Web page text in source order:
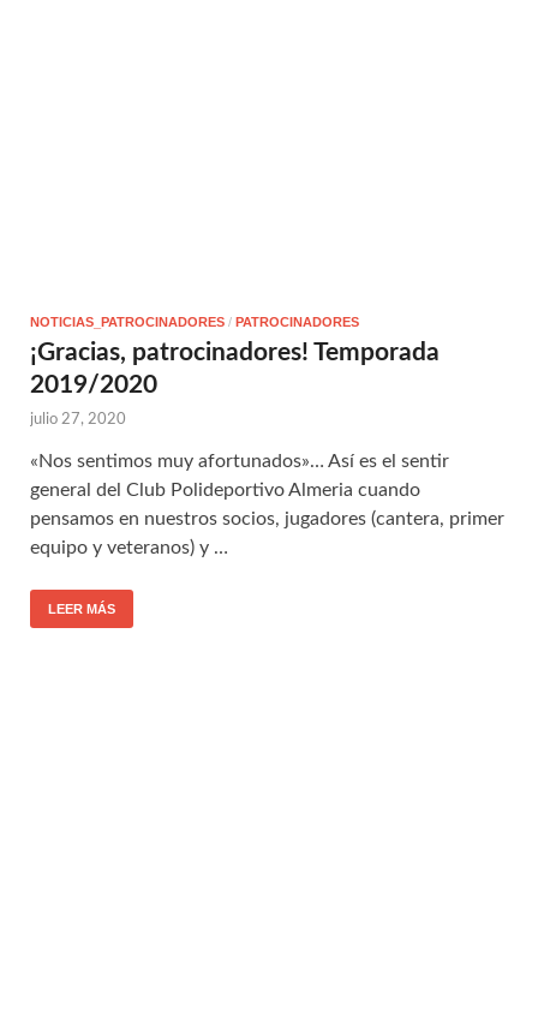
NOTICIAS_PATROCINADORES / PATROCINADORES
¡Gracias, patrocinadores! Temporada
2019/2020
julio 27, 2020
«Nos sentimos muy afortunados»… Así es el sentir
general del Club Polideportivo Almeria cuando
pensamos en nuestros socios, jugadores (cantera, primer
equipo y veteranos) y …
LEER MÁS